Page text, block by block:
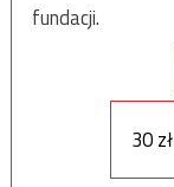
fundacji.
30 zł